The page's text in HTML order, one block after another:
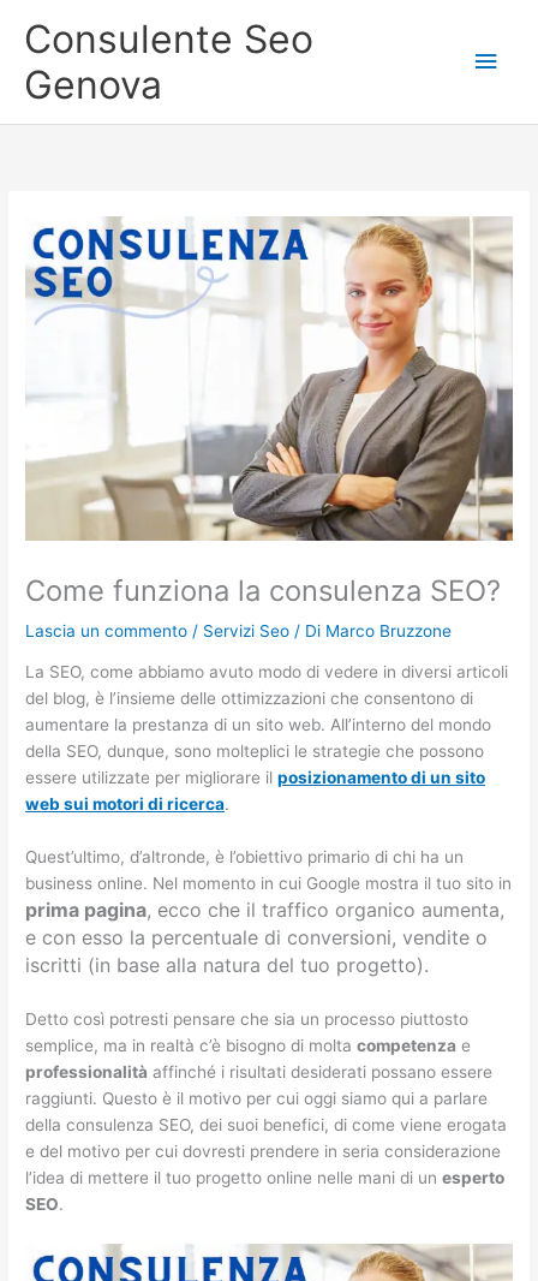
Consulente Seo
Genova
Come funziona la consulenza SEO?
Lascia un commento / Servizi Seo / Di Marco Bruzzone
La SEO, come abbiamo avuto modo di vedere in diversi articoli
del blog, è l’insieme delle ottimizzazioni che consentono di
aumentare la prestanza di un sito web. All’interno del mondo
della SEO, dunque, sono molteplici le strategie che possono
essere utilizzate per migliorare ilposizionamento di un sito
web sui motori di ricerca.
Quest’ultimo, d’altronde, è l’obiettivo primario di chi ha un
business online. Nel momento in cui Google mostra il tuo sito in
prima pagina, ecco che il traffico organico aumenta,
e con esso la percentuale di conversioni, vendite o
iscritti (in base alla natura del tuo progetto).
Detto così potresti pensare che sia un processo piuttosto
semplice, ma in realtà c’è bisogno di moltacompetenza e
professionalità affinché i risultati desiderati possano essere
raggiunti. Questo è il motivo per cui oggi siamo qui a parlare
della consulenza SEO, dei suoi benefici, di come viene erogata
e del motivo per cui dovresti prendere in seria considerazione
l’idea di mettere il tuo progetto online nelle mani di unesperto
SEO.